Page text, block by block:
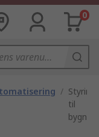
0
/
til